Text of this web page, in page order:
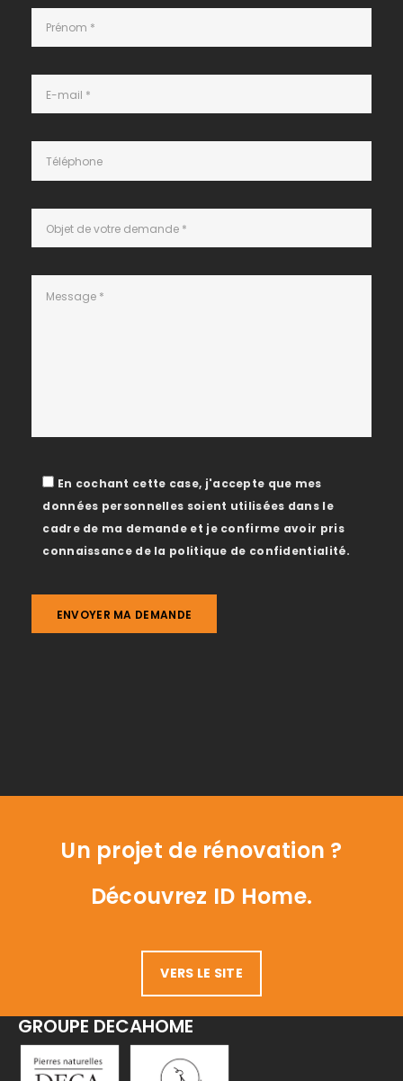
En cochant cette case, j'accepte que mes
données personnelles soient utilisées dans le
cadre de ma demande et je confirme avoir pris
connaissance de la politique de confidentialité.
Un projet de rénovation ?
Découvrez ID Home.
VERS LE SITE
GROUPE DECAHOME